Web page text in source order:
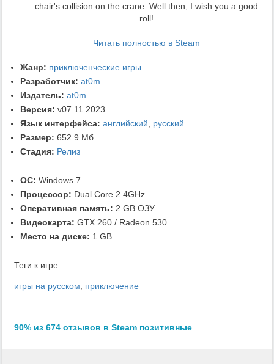
chair's collision on the crane. Well then, I wish you a good
roll!
Читать полностью в Steam
Жанр: приключенческие игры
Разработчик: at0m
Издатель: at0m
Версия: v07.11.2023
Язык интерфейса: английский
русский
Размер: 652.9 Мб
Стадия: Релиз
ОС: Windows 7
Процессор: Dual Core 2.4GHz
Оперативная память: 2 GB ОЗУ
Видеокарта: GTX 260 / Radeon 530
Место на диске: 1 GB
Теги к игре
игры на русском приключение
90% из 674 отзывов в Steam позитивные